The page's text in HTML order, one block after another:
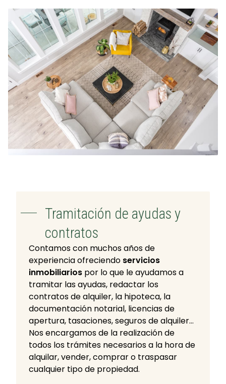
Tramitación de ayudas y
contratos
Contamos con muchos años de
experiencia ofreciendo servicios
inmobiliariospor lo que le ayudamos a
tramitar las ayudas, redactar los
contratos de alquiler, la hipoteca, la
documentación notarial, licencias de
apertura, tasaciones, seguros de alquiler…
Nos encargamos de la realización de
todos los trámites necesarios a la hora de
alquilar, vender, comprar o traspasar
cualquier tipo de propiedad.